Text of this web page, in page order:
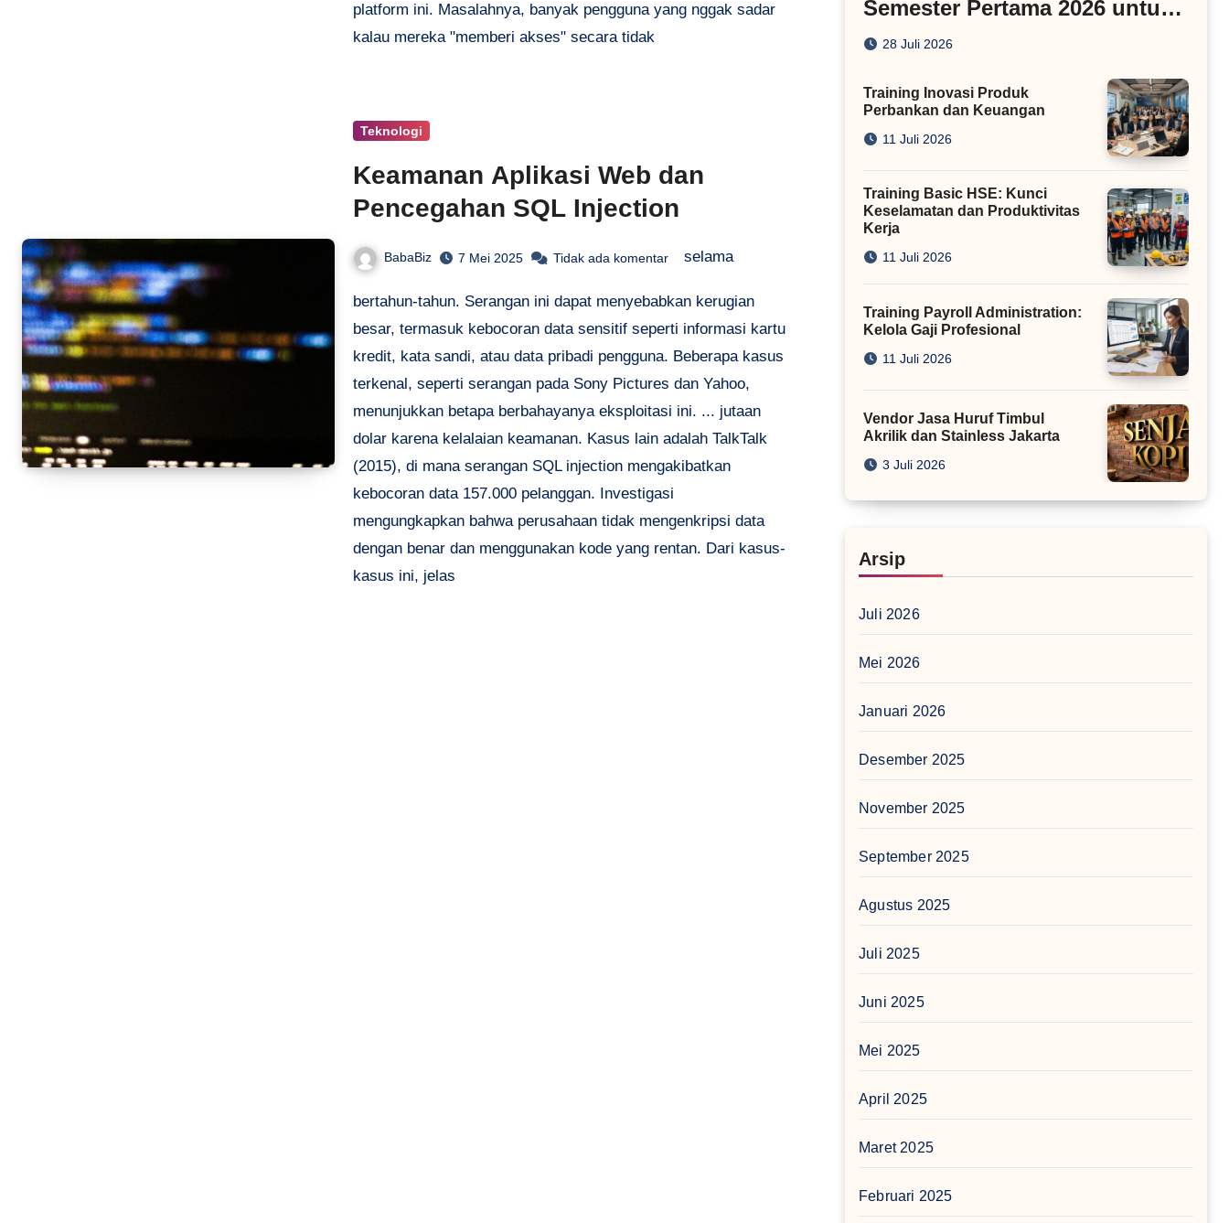
platform ini. Masalahnya, banyak pengguna yang nggak sadar
kalau mereka "memberi akses" secara tidak
Teknologi
Keamanan Aplikasi Web dan
Pencegahan SQL Injection
BabaBiz 7 Mei 2025 Tidak ada komentar selama
bertahun-tahun. Serangan ini dapat menyebabkan kerugian
besar, termasuk kebocoran data sensitif seperti informasi kartu
kredit, kata sandi, atau data pribadi pengguna. Beberapa kasus
terkenal, seperti serangan pada Sony Pictures dan Yahoo,
menunjukkan betapa berbahayanya eksploitasi ini. ... jutaan
dolar karena kelalaian keamanan. Kasus lain adalah TalkTalk
(2015), di mana serangan SQL injection mengakibatkan
kebocoran data 157.000 pelanggan. Investigasi
mengungkapkan bahwa perusahaan tidak mengenkripsi data
dengan benar dan menggunakan kode yang rentan. Dari kasus-
kasus ini, jelas
Semester Pertama 2026 untuk
Bisnis Digital
28 Juli 2026
Training Inovasi Produk
Perbankan dan Keuangan
11 Juli 2026
Training Basic HSE: Kunci
Keselamatan dan Produktivitas
Kerja
11 Juli 2026
Training Payroll Administration:
Kelola Gaji Profesional
11 Juli 2026
Vendor Jasa Huruf Timbul
Akrilik dan Stainless Jakarta
3 Juli 2026
Arsip
Juli 2026
Mei 2026
Januari 2026
Desember 2025
November 2025
September 2025
Agustus 2025
Juli 2025
Juni 2025
Mei 2025
April 2025
Maret 2025
Februari 2025